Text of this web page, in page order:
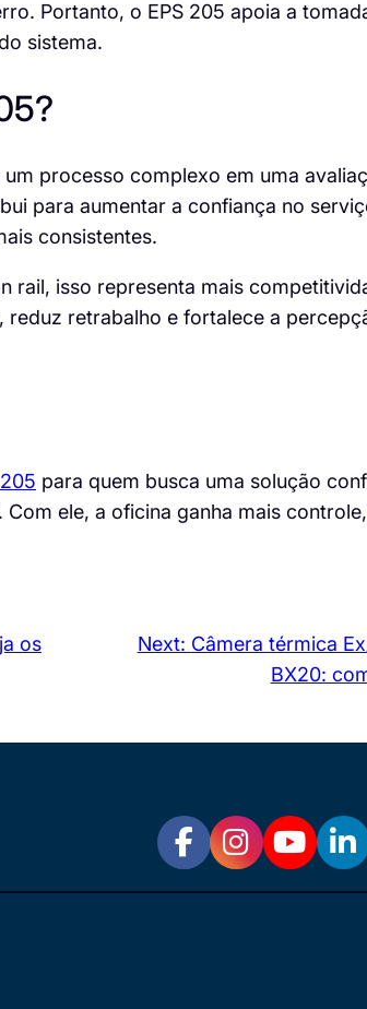
Portanto, o EPS 205 apoia a
sistema.
processo complexo em uma
para aumentar a confiança no
consistentes.
rail, isso representa mais
retrabalho e fortalece a
para quem busca uma solução
ele, a oficina ganha mais
os
Next: Câmera térmica
BX20: